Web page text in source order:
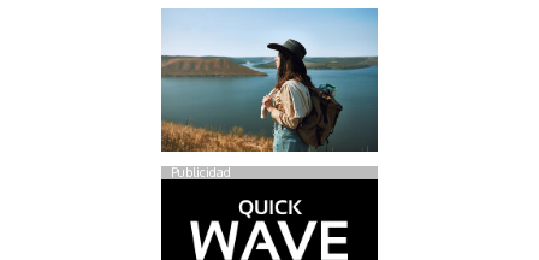
Publicidad